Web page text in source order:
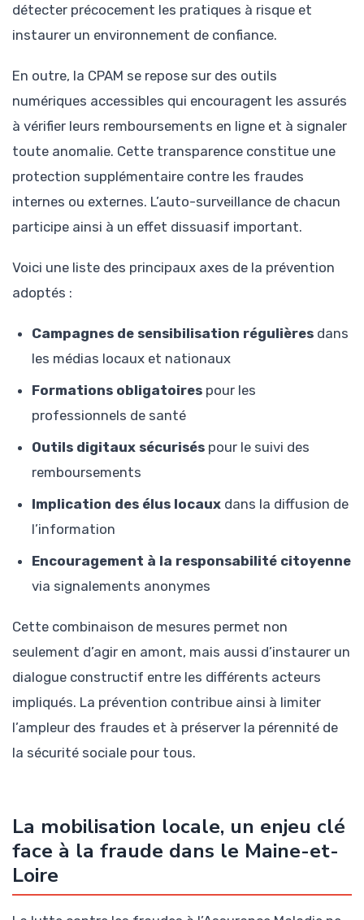
détecter précocement les pratiques à risque et
instaurer un environnement de confiance.
En outre, la CPAM se repose sur des outils
numériques accessibles qui encouragent les assurés
à vérifier leurs remboursements en ligne et à signaler
toute anomalie. Cette transparence constitue une
protection supplémentaire contre les fraudes
internes ou externes. L’auto-surveillance de chacun
participe ainsi à un effet dissuasif important.
Voici une liste des principaux axes de la prévention
adoptés :
Campagnes de sensibilisation régulières dans
les médias locaux et nationaux
Formations obligatoires pour les
professionnels de santé
Outils digitaux sécurisés pour le suivi des
remboursements
Implication des élus locaux dans la diffusion de
l’information
Encouragement à la responsabilité citoyenne
via signalements anonymes
Cette combinaison de mesures permet non
seulement d’agir en amont, mais aussi d’instaurer un
dialogue constructif entre les différents acteurs
impliqués. La prévention contribue ainsi à limiter
l’ampleur des fraudes et à préserver la pérennité de
la sécurité sociale pour tous.
La mobilisation locale, un enjeu clé
face à la fraude dans le Maine-et-
Loire